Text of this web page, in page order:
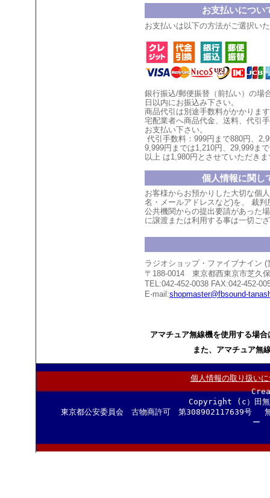
お支払いについ
お支払いは以下の方法がご選択い
銀行振込/郵便振替（前払い）の場
日以内にお振込み下さい。
商品代引は別途手数料がかかりま
宅配業者へ商品代金、送料、代引
お支払い下さい。
代引手数料：999円まで880円、
9,999円までは1,210円、 29,999まで
以上 は1,980円とさせていただき
個人情報に関し
お客様からお預かりした大切な個
名・メールアドレスなど)を、 裁判
公共機関からの提出要請があった
に譲渡または利用する事は一切ご
ラジオショップ・ファイブナイン
〒188-0014 東京都西東京市芝久
TEL:042-452-0038 FAX:042-452-
E-mail:shopmaster@fbsound-
アマチュア無線機を使用する場
また、アマチュア無
個人情報の取り扱い
Copyright (c）田
東京都公安委員会 古物商許可 第308902117639号